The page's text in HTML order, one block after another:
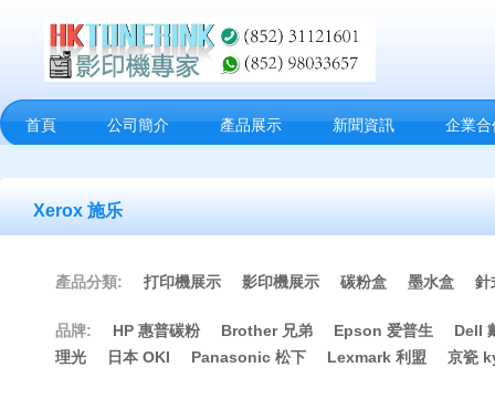
首頁 公司簡介 產品展示 新聞資訊 企業合
Xerox 施乐
產品分類: 打印機展示 影印機展示 碳粉盒 墨水盒 針
品牌: HP 惠普碳粉 Brother 兄弟 Epson 爱普生
Dell
理光
日本 OKI Panasonic 松下 Lexmark 利盟 京瓷